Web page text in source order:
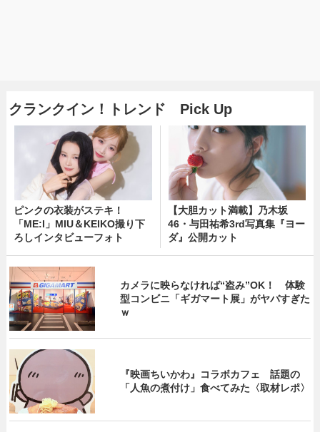
クランクイン！トレンド Pick Up
ピンクの衣装がステキ！
「ME:I」MIU＆KEIKO撮り下
ろしインタビューフォト
【大胆カット満載】乃木坂
46・与田祐希3rd写真集『ヨー
ダ』公開カット
カメラに映らなければ“盗み”OK！ 体験
型コンビニ「ギガマート展」がヤバすぎた
ｗ
『映画ちいかわ』コラボカフェ 話題の
「人魚の煮付け」食べてみた〈取材レポ〉